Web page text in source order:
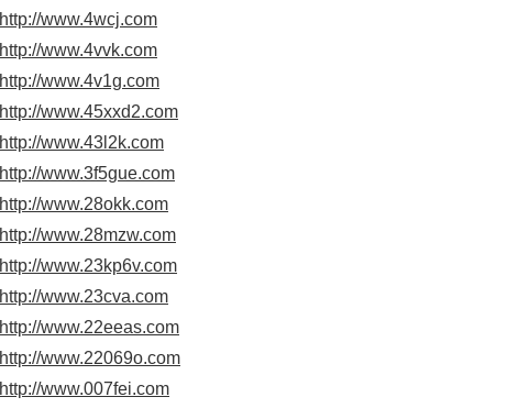
http://www.4wcj.com
http://www.4vvk.com
http://www.4v1g.com
http://www.45xxd2.com
http://www.43l2k.com
http://www.3f5gue.com
http://www.28okk.com
http://www.28mzw.com
http://www.23kp6v.com
http://www.23cva.com
http://www.22eeas.com
http://www.22069o.com
http://www.007fei.com